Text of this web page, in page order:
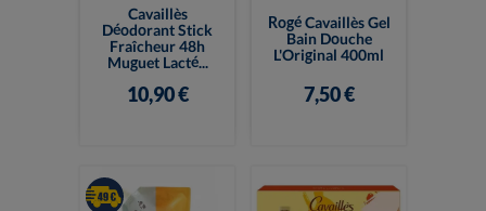
Cavaillès
Déodorant Stick
Fraîcheur 48h
Muguet Lacté...
10,90 €
Rogé Cavaillès Gel
Bain Douche
L'Original 400ml
7,50 €